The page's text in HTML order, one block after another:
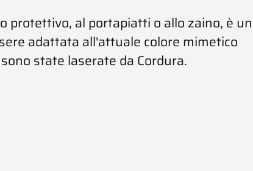
al portapiatti o allo zaino, è
adattata all'attuale colore mimetico
state laserate da Cordura.